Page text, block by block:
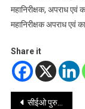
महानिरीक्षक, अपराध एवं
महानिरीक्षक अपराध एवं
Share it
Post
सीईओ पुरुषोत्तम ने ली एसआईआर की तैयारियों के सम्बंध में समीक्षा बैठक